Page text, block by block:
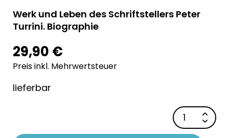
Werk und Leben des Schriftstellers Peter
Turrini. Biographie
29,90 €
Preis inkl. Mehrwertsteuer
lieferbar